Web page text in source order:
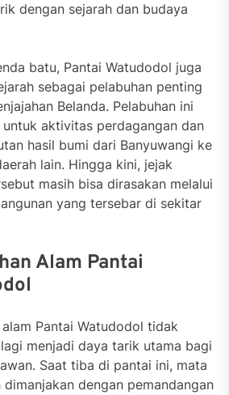
dengan sejarah dan budaya
batu, Pantai Watudodol juga
sebagai pelabuhan penting
Belanda. Pelabuhan ini
aktivitas perdagangan dan
hasil bumi dari Banyuwangi ke
lain. Hingga kini, jejak
masih bisa dirasakan melalui
yang tersebar di sekitar
Alam Pantai
alam Pantai Watudodol tidak
menjadi daya tarik utama bagi
Saat tiba di pantai ini, mata
dimanjakan dengan pemandangan